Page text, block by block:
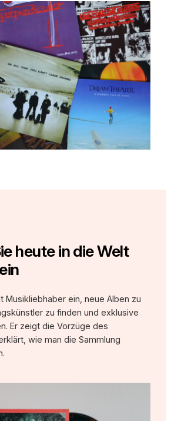
heute in die Welt
Musikliebhaber ein, neue Alben zu
zu finden und exklusive
Er zeigt die Vorzüge des
wie man die Sammlung